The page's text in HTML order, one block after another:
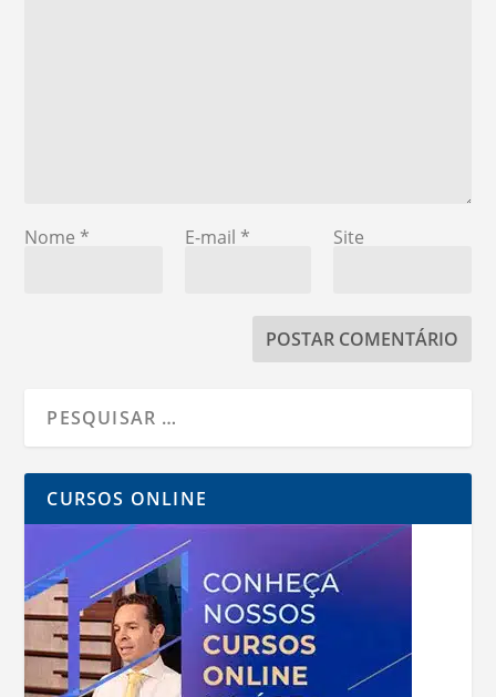
Nome * E-mail * Site
CURSOS ONLINE